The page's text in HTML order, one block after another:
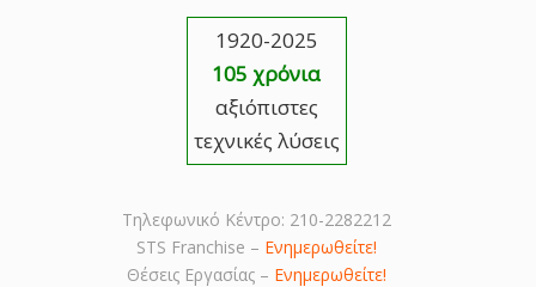
1920-2025
105 χρόνια
αξιόπιστες
τεχνικές λύσεις
Τηλεφωνικό Κέντρο: 210-2282212
STS Franchise – Ενημερωθείτε!
Θέσεις Εργασίας – Ενημερωθείτε!